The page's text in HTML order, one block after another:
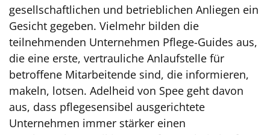
gesellschaftlichen und betrieblichen Anliegen ein
Gesicht gegeben. Vielmehr bilden die
teilnehmenden Unternehmen Pflege-Guides aus,
die eine erste, vertrauliche Anlaufstelle für
betroffene Mitarbeitende sind, die informieren,
makeln, lotsen. Adelheid von Spee geht davon
aus, dass pflegesensibel ausgerichtete
Unternehmen immer stärker einen